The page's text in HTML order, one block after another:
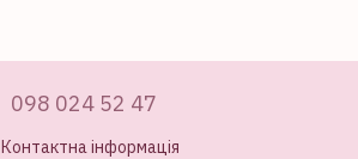
098 024 52 47
Контактна інформація